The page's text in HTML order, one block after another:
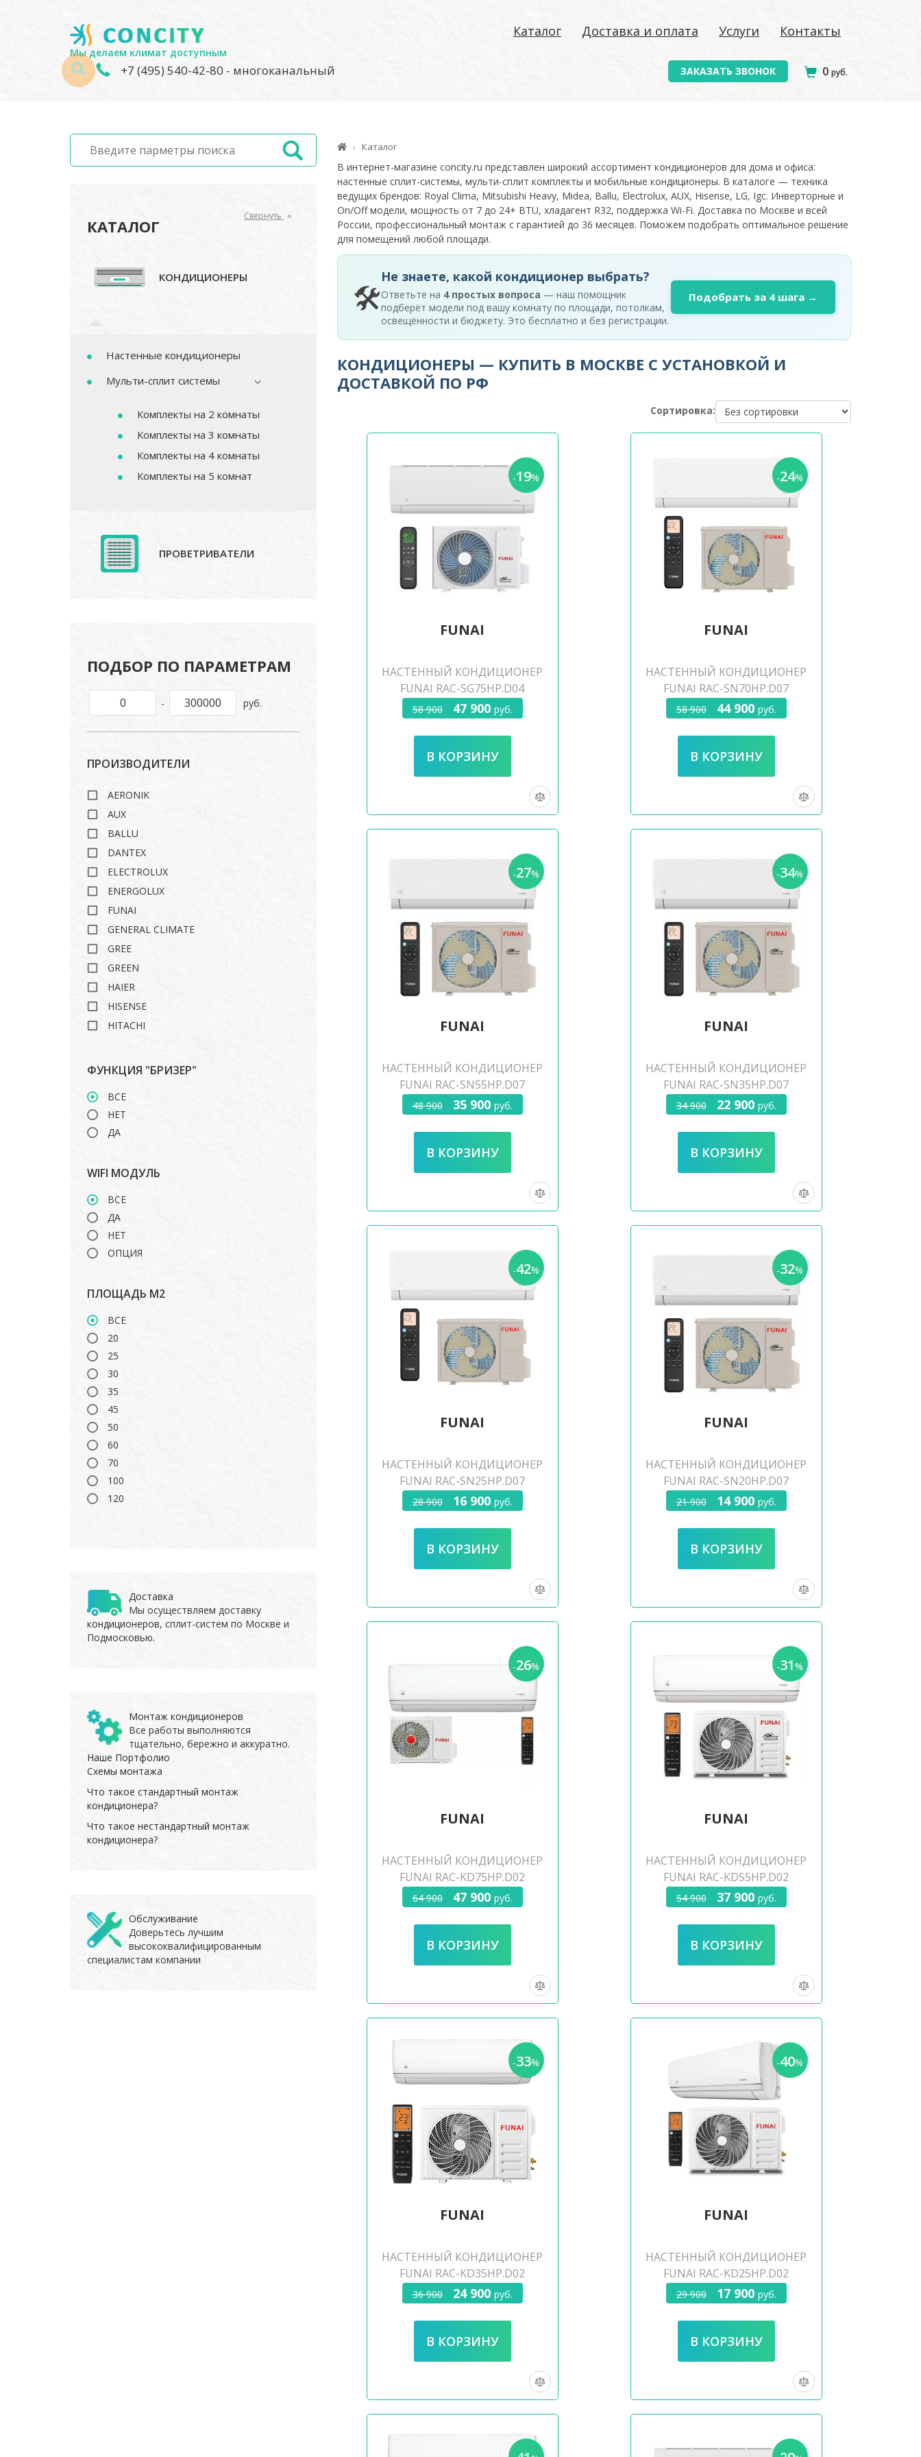
Мы делаем климат доступным
Каталог Доставка и оплата Услуги Контакты
+7 (495) 540-42-80 - многоканальный ЗАКАЗАТЬ ЗВОНОК 0 руб.
КАТАЛОГ
Свернуть
КОНДИЦИОНЕРЫ
Настенные кондиционеры
Мульти-сплит системы
Комплекты на 2 комнаты
Комплекты на 3 комнаты
Комплекты на 4 комнаты
Комплекты на 5 комнат
ПРОВЕТРИВАТЕЛИ
ПОДБОР ПО ПАРАМЕТРАМ
- руб.
ПРОИЗВОДИТЕЛИ
AERONIK
AUX
BALLU
DANTEX
ELECTROLUX
ENERGOLUX
FUNAI
GENERAL CLIMATE
GREE
GREEN
HAIER
HISENSE
HITACHI
LANKORA
MARSA
MDV
MIDEA
ROYAL CLIMA
TOSHIBA
ФУНКЦИЯ "БРИЗЕР"
ВСЕ
НЕТ
ДА
WIFI МОДУЛЬ
ВСЕ
ДА
НЕТ
ОПЦИЯ
ПЛОЩАДЬ М2
ВСЕ
20
25
30
35
45
50
60
70
100
120
Доставка
Мы осуществляем доставку
кондиционеров, сплит-систем по Москве и
Подмосковью.
Монтаж кондиционеров
Все работы выполняются
тщательно, бережно и аккуратно.
Наше Портфолио
Схемы монтажа
Что такое стандартный монтаж
кондиционера?
Что такое нестандартный монтаж
кондиционера?
Обслуживание
Доверьтесь лучшим
высококвалифицированным
специалистам компании
Каталог
В интернет-магазине concity.ru представлен широкий ассортимент кондиционеров для дома и офиса:
настенные сплит-системы, мульти-сплит комплекты и мобильные кондиционеры. В каталоге — техника
ведущих брендов: Royal Clima, Mitsubishi Heavy, Midea, Ballu, Electrolux, AUX, Hisense, LG, Igc. Инверторные и
On/Off модели, мощность от 7 до 24+ BTU, хладагент R32, поддержка Wi-Fi. Доставка по Москве и всей
России, профессиональный монтаж с гарантией до 36 месяцев. Поможем подобрать оптимальное решение
для помещений любой площади.
🛠
Не знаете, какой кондиционер выбрать?
Ответьте на 4 простых вопроса — наш помощник
подберёт модели под вашу комнату по площади, потолкам,
освещённости и бюджету. Это бесплатно и без регистрации.
Подобрать за 4 шага →
КОНДИЦИОНЕРЫ — КУПИТЬ В МОСКВЕ С УСТАНОВКОЙ И
ДОСТАВКОЙ ПО РФ
Сортировка:
-19%
FUNAI
НАСТЕННЫЙ КОНДИЦИОНЕР
FUNAI RAC-SG75HP.D04
58 900 47 900 руб.
-24%
FUNAI
НАСТЕННЫЙ КОНДИЦИОНЕР
FUNAI RAC-SN70HP.D07
58 900 44 900 руб.
-27%
FUNAI
НАСТЕННЫЙ КОНДИЦИОНЕР
FUNAI RAC-SN55HP.D07
48 900 35 900 руб.
-34%
FUNAI
НАСТЕННЫЙ КОНДИЦИОНЕР
FUNAI RAC-SN35HP.D07
34 900 22 900 руб.
-42%
FUNAI
НАСТЕННЫЙ КОНДИЦИОНЕР
FUNAI RAC-SN25HP.D07
28 900 16 900 руб.
-32%
FUNAI
НАСТЕННЫЙ КОНДИЦИОНЕР
FUNAI RAC-SN20HP.D07
21 900 14 900 руб.
-26%
FUNAI
НАСТЕННЫЙ КОНДИЦИОНЕР
FUNAI RAC-KD75HP.D02
64 900 47 900 руб.
-31%
FUNAI
НАСТЕННЫЙ КОНДИЦИОНЕР
FUNAI RAC-KD55HP.D02
54 900 37 900 руб.
-33%
FUNAI
НАСТЕННЫЙ КОНДИЦИОНЕР
FUNAI RAC-KD35HP.D02
36 900 24 900 руб.
-40%
FUNAI
НАСТЕННЫЙ КОНДИЦИОНЕР
FUNAI RAC-KD25HP.D02
29 900 17 900 руб.